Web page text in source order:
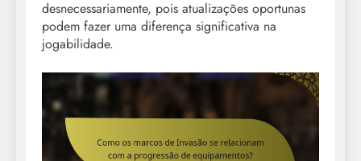
desnecessariamente, pois atualizações oportunas
podem fazer uma diferença significativa na
jogabilidade.